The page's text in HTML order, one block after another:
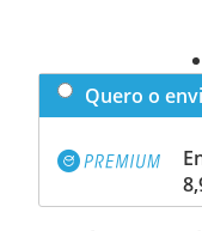
Quero o